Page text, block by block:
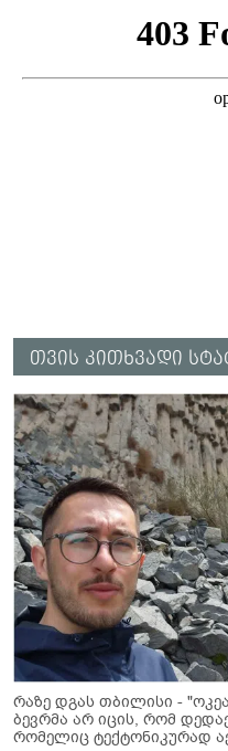
თვის კითხვადი
რაზე დგას თბილისი -
ბევრმა არ იცის, რომ
რომელიც ტექტონიკურად